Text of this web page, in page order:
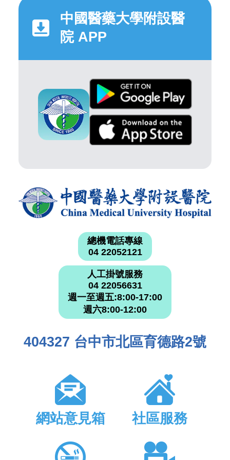
中國醫藥大學附設醫
院 APP
總機電話專線
04 22052121
人工掛號服務
04 22056631
週一至週五:8:00-17:00
週六8:00-12:00
404327 台中市北區育德路2號
網站意見箱 社區服務